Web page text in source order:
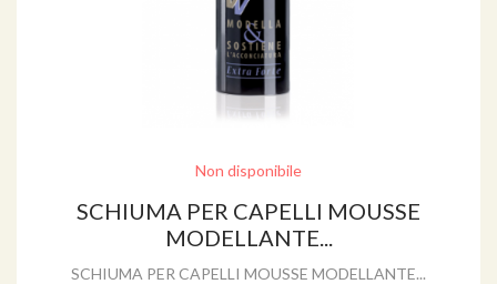
Non disponibile
SCHIUMA PER CAPELLI MOUSSE
MODELLANTE...
SCHIUMA PER CAPELLI MOUSSE MODELLANTE...